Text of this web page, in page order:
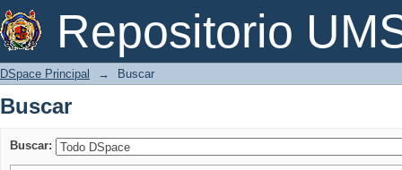
Repositorio
Buscar
DSpace Principal → Buscar
Buscar
Buscar: